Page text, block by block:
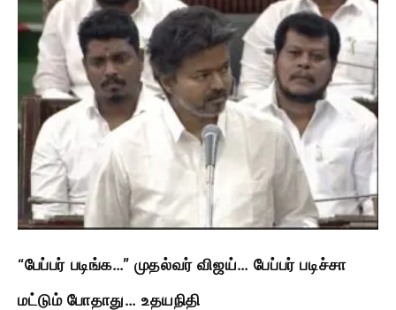
“பேப்பர் படிங்க…” முதல்வர் விஜய்… பேப்பர் படிச்சா
மட்டும் போதாது… உதயநிதி